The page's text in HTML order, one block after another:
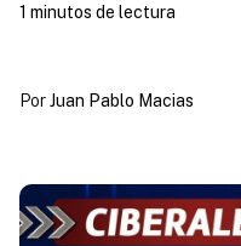
PorJuan Pablo Macias
1 minutos de lectura